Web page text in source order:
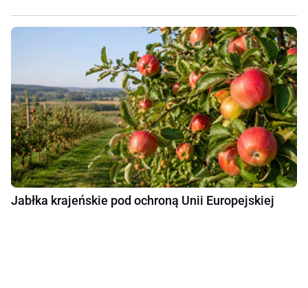
Jabłka krajeńskie pod ochroną Unii Europejskiej